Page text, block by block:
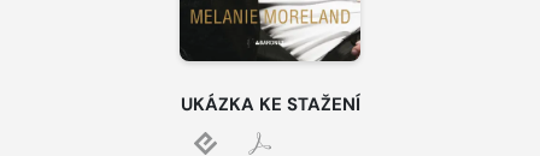
UKÁZKA KE STAŽENÍ